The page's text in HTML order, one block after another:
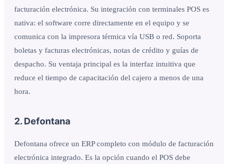
facturación electrónica. Su integración con terminales POS es
nativa: el software corre directamente en el equipo y se
comunica con la impresora térmica vía USB o red. Soporta
boletas y facturas electrónicas, notas de crédito y guías de
despacho. Su ventaja principal es la interfaz intuitiva que
reduce el tiempo de capacitación del cajero a menos de una
hora.
2. Defontana
Defontana ofrece un ERP completo con módulo de facturación
electrónica integrado. Es la opción cuando el POS debe